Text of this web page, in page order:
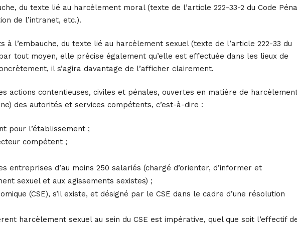
du texte lié au harcèlement moral (texte de l’article 222-33-2 du Code
de l’intranet, etc.).
l’embauche, du texte lié au harcèlement sexuel (texte de l’article 222-33 du
tout moyen, elle précise également qu’elle est effectuée dans les lieux de
il s’agira davantage de l’afficher clairement.
actions contentieuses, civiles et pénales, ouvertes en matière de
des autorités et services compétents, c’est-à-dire :
pour l’établissement ;
compétent ;
d’au moins 250 salariés (chargé d’orienter, d’informer et
sexuel et aux agissements sexistes) ;
(CSE), s’il existe, et désigné par le CSE dans le cadre d’une résolution
harcèlement sexuel au sein du CSE est impérative, quel que soit l’effectif